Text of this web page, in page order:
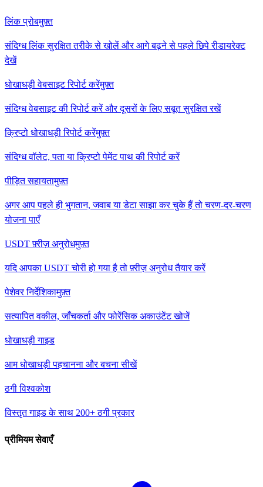
लिंक प्रोबमुफ़्त
संदिग्ध लिंक सुरक्षित तरीके से खोलें और आगे बढ़ने से पहले छिपे रीडायरेक्ट
देखें
धोखाधड़ी वेबसाइट रिपोर्ट करेंमुफ़्त
संदिग्ध वेबसाइट की रिपोर्ट करें और दूसरों के लिए सबूत सुरक्षित रखें
क्रिप्टो धोखाधड़ी रिपोर्ट करेंमुफ़्त
संदिग्ध वॉलेट, पता या क्रिप्टो पेमेंट पाथ की रिपोर्ट करें
पीड़ित सहायतामुफ़्त
अगर आप पहले ही भुगतान, जवाब या डेटा साझा कर चुके हैं तो चरण-दर-चरण
योजना पाएँ
USDT फ़्रीज़ अनुरोधमुफ़्त
यदि आपका USDT चोरी हो गया है तो फ़्रीज़ अनुरोध तैयार करें
पेशेवर निर्देशिकामुफ़्त
सत्यापित वकील, जाँचकर्ता और फोरेंसिक अकाउंटेंट खोजें
धोखाधड़ी गाइड
आम धोखाधड़ी पहचानना और बचना सीखें
ठगी विश्वकोश
विस्तृत गाइड के साथ 200+ ठगी प्रकार
प्रीमियम सेवाएँ